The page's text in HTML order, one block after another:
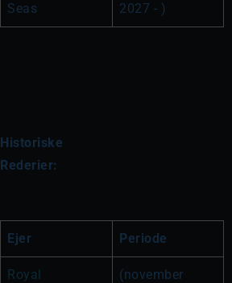
Seas
2027 - )
Historiske
Rederier:
Ejer Periode
Royal
(november